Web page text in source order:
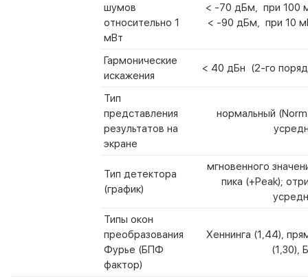
шумов
относительно 1
мВт
< -70 дБм, при 100
< -90 дБм, при 10
Гармонические
искажения
< 40 дБн (2-го
Тип
представления
результатов на
экране
нормальный
Тип детектора
(график)
мгновенного
пика (+Peak);
Типы окон
преобразования
Фурье (БПФ
фактор)
Хеннинга (1,44),
(1,30),